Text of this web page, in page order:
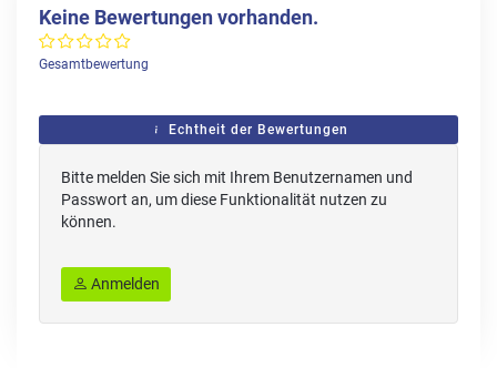
Keine Bewertungen vorhanden.
Gesamtbewertung
Echtheit der Bewertungen
Bitte melden Sie sich mit Ihrem Benutzernamen und
Passwort an, um diese Funktionalität nutzen zu
können.
Anmelden